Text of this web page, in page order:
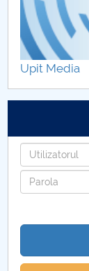
Taxe
Taxe
Taxe 2026-
Upit Media
Identifiant
Mot
de